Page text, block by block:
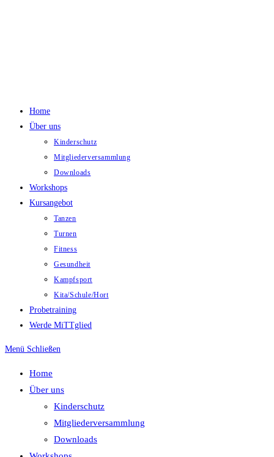
Home
Über uns
Kinderschutz
Mitgliederversammlung
Downloads
Workshops
Kursangebot
Tanzen
Turnen
Fitness
Gesundheit
Kampfsport
Kita/Schule/Hort
Probetraining
Werde MiTTglied
Menü Schließen
Home
Über uns
Kinderschutz
Mitgliederversammlung
Downloads